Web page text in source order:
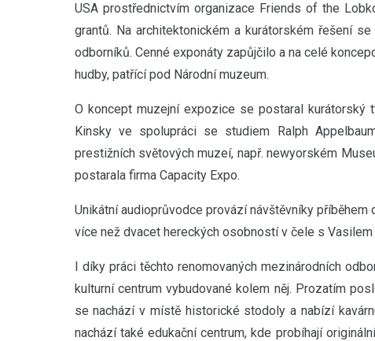
USA prostřednictvím organizace Friends of the
grantů. Na architektonickém a kurátorském řešení
odborníků. Cenné exponáty zapůjčilo a na celé
hudby, patřící pod Národní muzeum.
O koncept muzejní expozice se postaral
Kinsky ve spolupráci se studiem Ralph
prestižních světových muzeí, např. newyorském
postarala firma Capacity Expo.
Unikátní audioprůvodce provází návštěvníky
více než dvacet hereckých osobností v čele s
I díky práci těchto renomovaných mezinárodních
kulturní centrum vybudované kolem něj. Prozatím
se nachází v místě historické stodoly a nabízí
nachází také edukační centrum, kde probíhají